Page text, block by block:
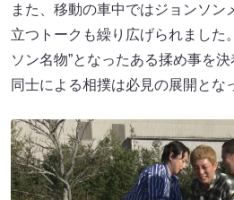
また、移動の車中ではジョンソン
立つトークも繰り広げられました
ソン名物”となったある揉め事を
同士による相撲は必見の展開とな